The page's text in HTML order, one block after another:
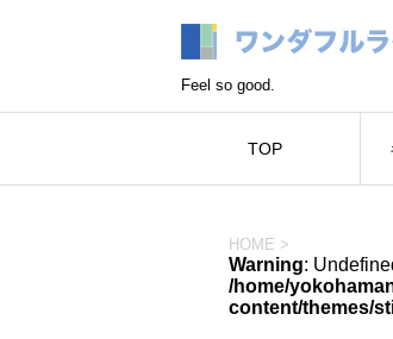
Feel so good.
TOP
HOME >
Warning:
/home/
content/themes/